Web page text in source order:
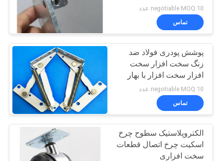
فیلم
های
درباره
کارخانه
کنترل
negotiable MOQ:10 عدد
تماس
پوشش پودری فولاد ضد
زنگ سخت افزار سخت
افزار سخت افزار با بهار
negotiable MOQ:10 عدد
تماس
الکتروپلاستیک سطوح چرخ
اسکیت چرخ اتصال قطعات
سخت افزاری